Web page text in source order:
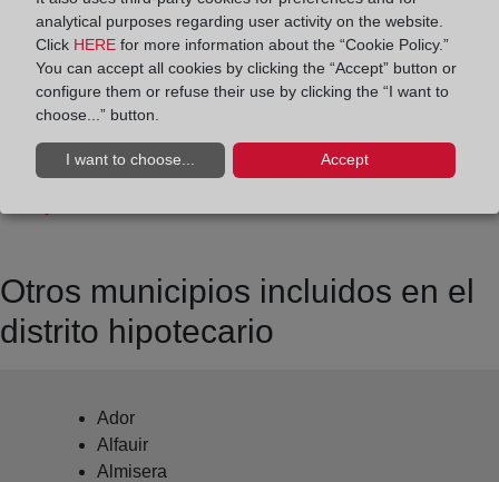
(96) 286 93 59
gandia3@registrodelapropiedad.org
Datos del Registrador:
Víctor José Prado Gascó
Delegado de Protección de Datos:
Otros municipios incluidos en el
distrito hipotecario
Ador
Alfauir
Almisera
analytical purposes regarding user activity on the website.
Click HERE for more information about the “Cookie Policy.”
You can accept all cookies by clicking the “Accept” button or
configure them or refuse their use by clicking the “I want to
choose...” button.
I want to choose... Accept